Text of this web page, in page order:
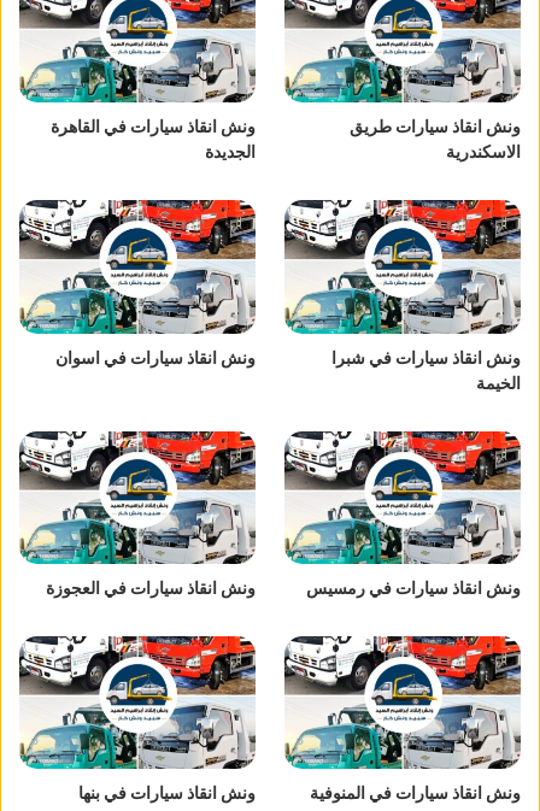
ونش انقاذ سيارات طريق
الاسكندرية
ونش انقاذ سيارات في القاهرة
الجديدة
ونش انقاذ سيارات في شبرا
الخيمة
ونش انقاذ سيارات في اسوان
ونش انقاذ سيارات في رمسيس ونش انقاذ سيارات في العجوزة
ونش انقاذ سيارات في المنوفية ونش انقاذ سيارات في بنها